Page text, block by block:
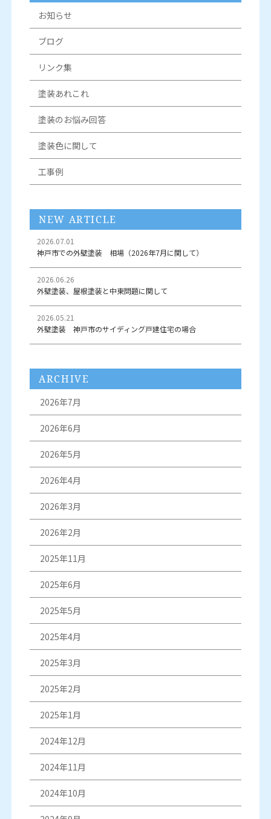
お知らせ
ブログ
リンク集
塗装あれこれ
塗装のお悩み回答
塗装色に関して
工事例
NEW ARTICLE
2026.07.01
神戸市での外壁塗装 相場（2026年7月に関して）
2026.06.26
外壁塗装、屋根塗装と中東問題に関して
2026.05.21
外壁塗装 神戸市のサイディング戸建住宅の場合
ARCHIVE
2026年7月
2026年6月
2026年5月
2026年4月
2026年3月
2026年2月
2025年11月
2025年6月
2025年5月
2025年4月
2025年3月
2025年2月
2025年1月
2024年12月
2024年11月
2024年10月